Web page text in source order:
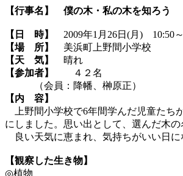
【行事名】 僕の木・私の木を知ろう
【日 時】
2009年1月26日(月) 10:50
【場 所】
美浜町上野間小学校
【天 気】
晴れ
【参加者】
４２名
（会員：降幡、榊原正）
【内 容】
上野間小学校で6年間学んだ児童たち
にしました。思い出として、選んだ木
良い天気に恵まれ、気持ちがいい日に
【観察した生き物】
◎植物